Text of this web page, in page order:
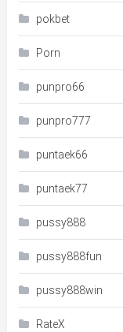
pokbet
Porn
punpro66
punpro777
puntaek66
puntaek77
pussy888
pussy888fun
pussy888win
RateX